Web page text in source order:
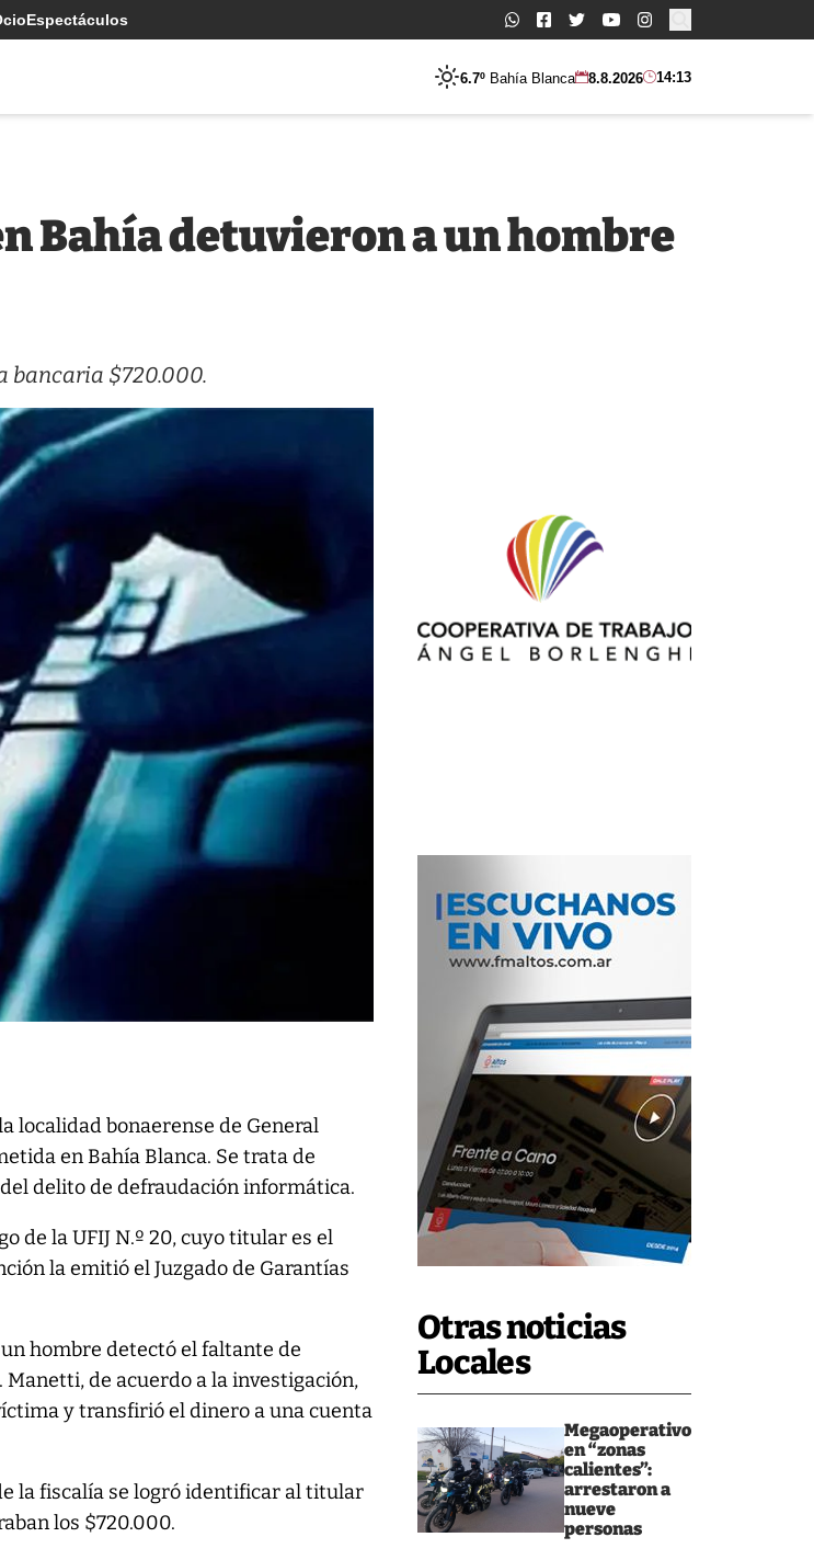
Espectáculos Buscar:
6.7º Bahía Blanca 8.8.2026 14:13
Otras noticias
Locales
Megaoperativo
en “zonas
calientes”:
arrestaron a
nueve
personas
Bahía detuvieron a un hombre
bancaria $720.000.
localidad bonaerense de General
en Bahía Blanca. Se trata de
delito de defraudación informática.
de la UFIJ N.º 20, cuyo titular es el
la emitió el Juzgado de Garantías
hombre detectó el faltante de
de acuerdo a la investigación,
y transfirió el dinero a una cuenta
la fiscalía se logró identificar al titular
los $720.000.